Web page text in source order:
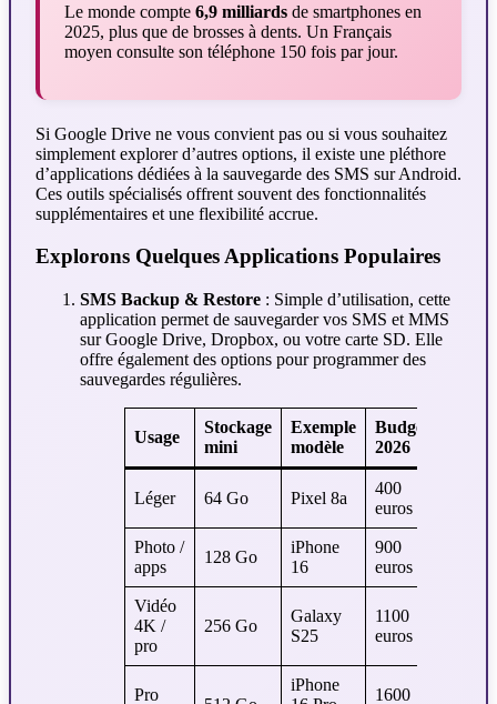
Le monde compte 6,9 milliards de smartphones en
2025, plus que de brosses à dents. Un Français
moyen consulte son téléphone 150 fois par jour.
Si Google Drive ne vous convient pas ou si vous souhaitez
simplement explorer d’autres options, il existe une pléthore
d’applications dédiées à la sauvegarde des SMS sur Android.
Ces outils spécialisés offrent souvent des fonctionnalités
supplémentaires et une flexibilité accrue.
Explorons Quelques Applications Populaires
SMS Backup & Restore : Simple d’utilisation, cette
application permet de sauvegarder vos SMS et MMS
sur Google Drive, Dropbox, ou votre carte SD. Elle
offre également des options pour programmer des
sauvegardes régulières.
Usage
Stockage
mini
Exemple
modèle
Budget
2026
Léger 64 Go Pixel 8a
400
euros
Photo /
apps
128 Go
iPhone
16
900
euros
Vidéo
4K /
pro
256 Go
Galaxy
S25
1100
euros
Pro
iPhone
1600